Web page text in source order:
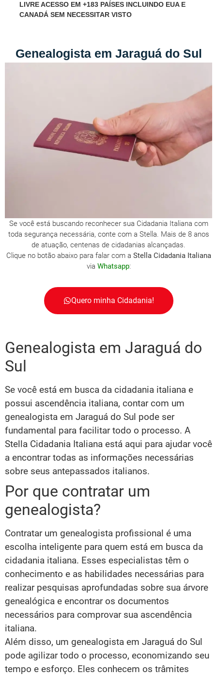
LIVRE ACESSO EM +183 PAÍSES INCLUINDO EUA E
CANADÁ SEM NECESSITAR VISTO
Genealogista em Jaraguá do Sul
Se você está buscando reconhecer sua Cidadania Italiana com
toda segurança necessária, conte com a Stella. Mais de 8 anos
de atuação, centenas de cidadanias alcançadas.
Clique no botão abaixo para falar com a Stella Cidadania Italiana
via Whatsapp:
Quero minha Cidadania!
Genealogista em Jaraguá do
Sul
Se você está em busca da cidadania italiana e
possui ascendência italiana, contar com um
genealogista em Jaraguá do Sul pode ser
fundamental para facilitar todo o processo. A
Stella Cidadania Italiana está aqui para ajudar você
a encontrar todas as informações necessárias
sobre seus antepassados italianos.
Por que contratar um
genealogista?
Contratar um genealogista profissional é uma
escolha inteligente para quem está em busca da
cidadania italiana. Esses especialistas têm o
conhecimento e as habilidades necessárias para
realizar pesquisas aprofundadas sobre sua árvore
genealógica e encontrar os documentos
necessários para comprovar sua ascendência
italiana.
Além disso, um genealogista em Jaraguá do Sul
pode agilizar todo o processo, economizando seu
tempo e esforço. Eles conhecem os trâmites